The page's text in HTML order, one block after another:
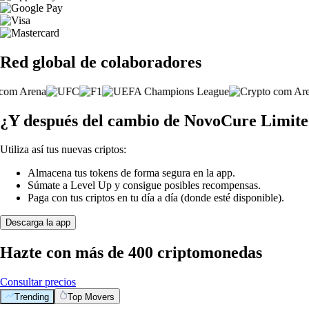
Red global de colaboradores
¿Y después del cambio de NovoCure
Utiliza así tus nuevas criptos:
Almacena tus tokens de forma segura en la app.
Súmate a Level Up y consigue posibles recompensas.
Paga con tus criptos en tu día a día (donde esté disponible).
Descarga la app
Hazte con más de 400 criptomonedas
Consultar precios
Trending Top Movers